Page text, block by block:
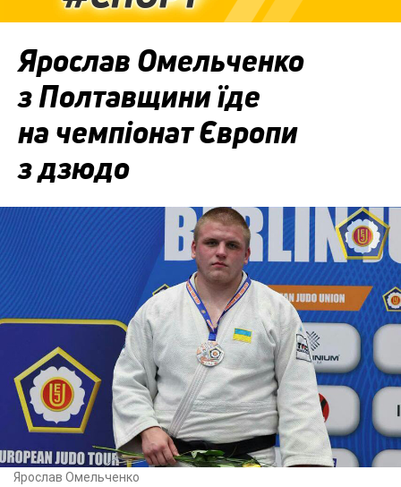
Ярослав Омельченко
з Полтавщини їде
на чемпіонат Європи
з дзюдо
Ярослав Омельченко